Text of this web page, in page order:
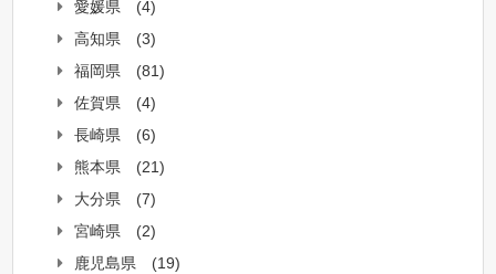
愛媛県
(4)
高知県
(3)
福岡県
(81)
佐賀県
(4)
長崎県
(6)
熊本県
(21)
大分県
(7)
宮崎県
(2)
鹿児島県
(19)